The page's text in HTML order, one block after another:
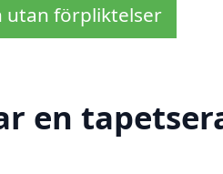
utan förpliktelser
en